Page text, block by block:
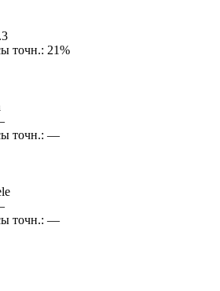
точн.: 21%
точн.: —
точн.: —